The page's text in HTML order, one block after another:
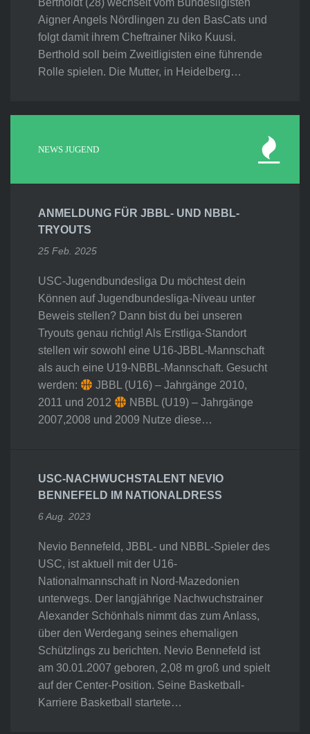
Bertholdt (28) wechselt vom Bundesligisten
Aigner Angels Nördlingen zu den BasCats und
folgt damit ihrem Cheftrainer Niko Kuusi.
Berthold soll beim Zweitligisten eine führende
Rolle spielen. Die Mutter, in Heidelberg…
NEWS JUGEND
ANMELDUNG FÜR JBBL- UND NBBL-
TRYOUTS
25 Feb. 2025
USC-Jugendbundesliga Du möchtest dein
Können auf Jugendbundesliga-Niveau unter
Beweis stellen? Dann bist du bei unseren
Tryouts genau richtig! Als Erstliga-Standort
stellen wir sowohl eine U16-JBBL-Mannschaft
als auch eine U19-NBBL-Mannschaft. Gesucht
werden:
JBBL (U16) – Jahrgänge 2010,
2011 und 2012
NBBL (U19) – Jahrgänge
2007,2008 und 2009 Nutze diese…
USC-NACHWUCHSTALENT NEVIO
BENNEFELD IM NATIONALDRESS
6 Aug. 2023
Nevio Bennefeld, JBBL- und NBBL-Spieler des
USC, ist aktuell mit der U16-
Nationalmannschaft in Nord-Mazedonien
unterwegs. Der langjährige Nachwuchstrainer
Alexander Schönhals nimmt das zum Anlass,
über den Werdegang seines ehemaligen
Schützlings zu berichten. Nevio Bennefeld ist
am 30.01.2007 geboren, 2,08 m groß und spielt
auf der Center-Position. Seine Basketball-
Karriere Basketball startete…